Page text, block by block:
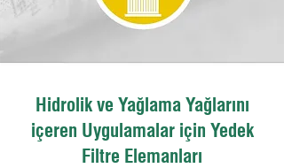
Hidrolik ve Yağlama Yağlarını
içeren Uygulamalar için Yedek
Filtre Elemanları